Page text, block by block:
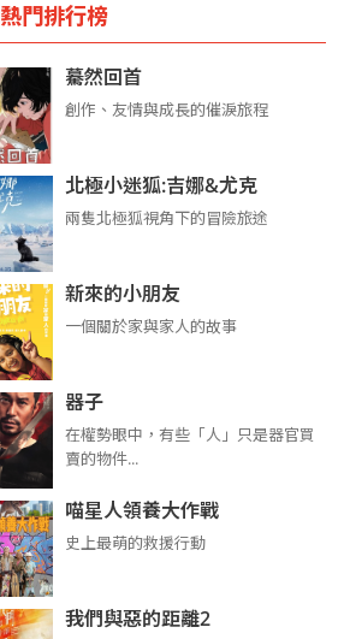
熱門排行榜
驀然回首
創作、友情與成長的催淚旅程
北極小迷狐:吉娜&尤克
兩隻北極狐視角下的冒險旅途
新來的小朋友
一個關於家與家人的故事
器子
在權勢眼中，有些「人」只是器官買
賣的物件...
喵星人領養大作戰
史上最萌的救援行動
我們與惡的距離2